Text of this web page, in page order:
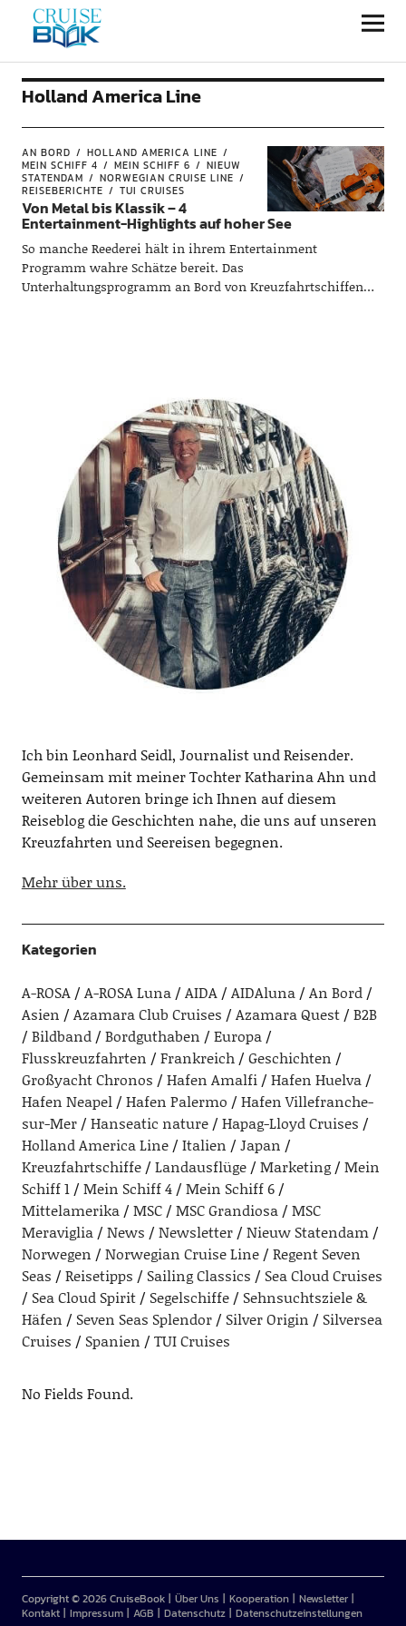
CRUISEBOOK
Holland America Line
AN BORD
HOLLAND AMERICA LINE
MEIN SCHIFF 4
MEIN SCHIFF 6
NIEUW
STATENDAM
NORWEGIAN CRUISE LINE
REISEBERICHTE
TUI CRUISES
Von Metal bis Klassik – 4
Entertainment-Highlights auf hoher See
So manche Reederei hält in ihrem Entertainment
Programm wahre Schätze bereit. Das
Unterhaltungsprogramm an Bord von Kreuzfahrtschiffen
Ich bin Leonhard Seidl, Journalist und Reisender.
Gemeinsam mit meiner Tochter Katharina Ahn und
weiteren Autoren bringe ich Ihnen auf diesem
Reiseblog die Geschichten nahe, die uns auf unseren
Kreuzfahrten und Seereisen begegnen.
Mehr über uns.
Kategorien
A-ROSA A-ROSA Luna AIDA AIDAluna
An Bord
Asien
Azamara Club Cruises Azamara Quest
B2B
Bildband
Bordguthaben
Europa
Flusskreuzfahrten
Frankreich
Geschichten
Großyacht Chronos
Hafen Amalfi
Hafen Huelva
Hafen Neapel
Hafen Palermo
Hafen Villefranche-
sur-Mer
Hanseatic nature
Hapag-Lloyd Cruises
Holland America Line
Italien
Japan
Kreuzfahrtschiffe
Landausflüge Marketing
Mein
Schiff 1
Mein Schiff 4
Mein Schiff 6
Mittelamerika
MSC MSC Grandiosa
MSC
Meraviglia
News Newsletter
Nieuw Statendam
Norwegen
Norwegian Cruise Line
Regent Seven
Seas
Reisetipps Sailing Classics
Sea Cloud Cruises
Sea Cloud Spirit
Segelschiffe
Sehnsuchtsziele &
Häfen
Seven Seas Splendor Silver Origin
Silversea
Cruises
Spanien TUI Cruises
No Fields Found.
Copyright © 2026 CruiseBook Über Uns Kooperation
Newsletter
Kontakt
Impressum AGB Datenschutz Datenschutzeinstellungen